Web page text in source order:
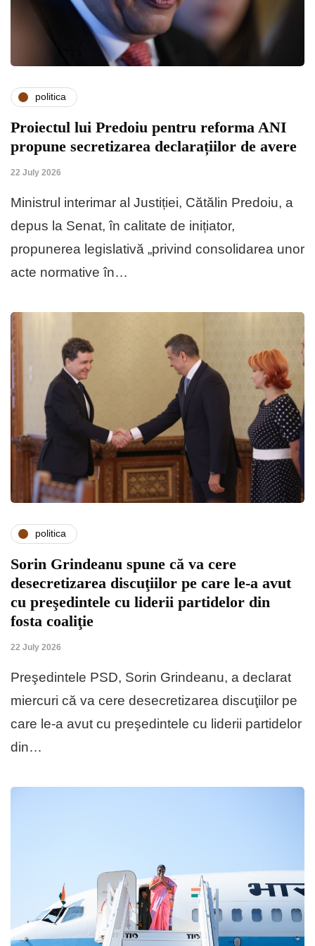
politica
Proiectul lui Predoiu pentru reforma ANI
propune secretizarea declarațiilor de avere
22 July 2026
Ministrul interimar al Justiției, Cătălin Predoiu, a
depus la Senat, în calitate de inițiator,
propunerea legislativă „privind consolidarea unor
acte normative în…
politica
Sorin Grindeanu spune că va cere
desecretizarea discuţiilor pe care le-a avut
cu preşedintele cu liderii partidelor din
fosta coaliţie
22 July 2026
Preşedintele PSD, Sorin Grindeanu, a declarat
miercuri că va cere desecretizarea discuţiilor pe
care le-a avut cu preşedintele cu liderii partidelor
din…